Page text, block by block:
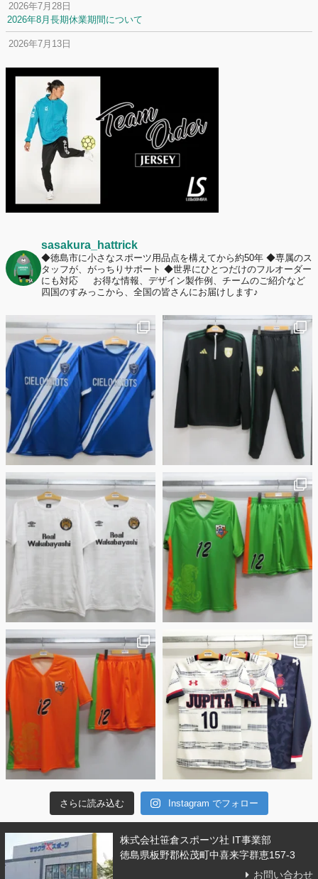
2026年7月28日
2026年8月長期休業期間について
2026年7月13日
2026年7月2日
名前入りユニフォームで子どもの自信が「プラスになった」と感じた保
護者は約67%！「やや高いと感じたが納得して購入した」と価値を実感
する声も32.7%に！
2026年6月15日
応援ユニフォーム、約53％が「会場に一体感があってよい」と回答。チ
ームへの愛情が伝わる応援スタイルとは？
sasakura_hattrick
◆徳島市に小さなスポーツ用品点を構えてから約50年 ◆専属のス
タッフが、がっちりサポート ◆世界にひとつだけのフルオーダー
にも対応
お得な情報、デザイン製作例、チームのご紹介など
四国のすみっこから、全国の皆さんにお届けします♪
さらに読み込む Instagram でフォロー
株式会社笹倉スポーツ社 IT事業部
徳島県板野郡松茂町中喜来字群恵157-3
お問い合わせ